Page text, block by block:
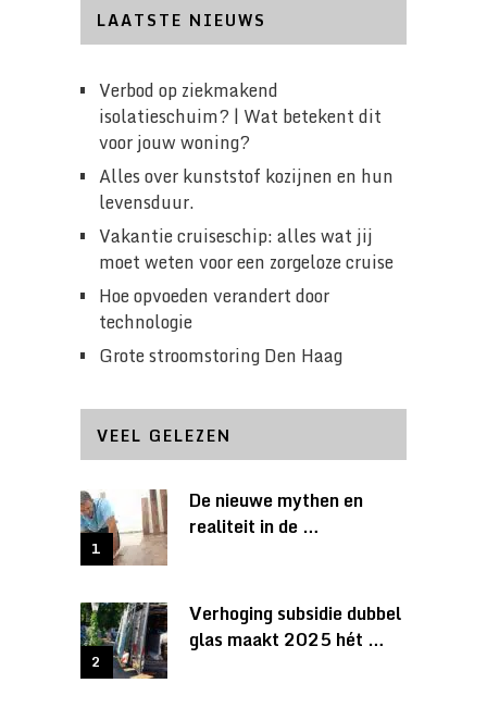
LAATSTE NIEUWS
Verbod op ziekmakend
isolatieschuim? | Wat betekent dit
voor jouw woning?
Alles over kunststof kozijnen en hun
levensduur.
Vakantie cruiseschip: alles wat jij
moet weten voor een zorgeloze cruise
Hoe opvoeden verandert door
technologie
Grote stroomstoring Den Haag
VEEL GELEZEN
De nieuwe mythen en
realiteit in de …
Verhoging subsidie dubbel
glas maakt 2025 hét …